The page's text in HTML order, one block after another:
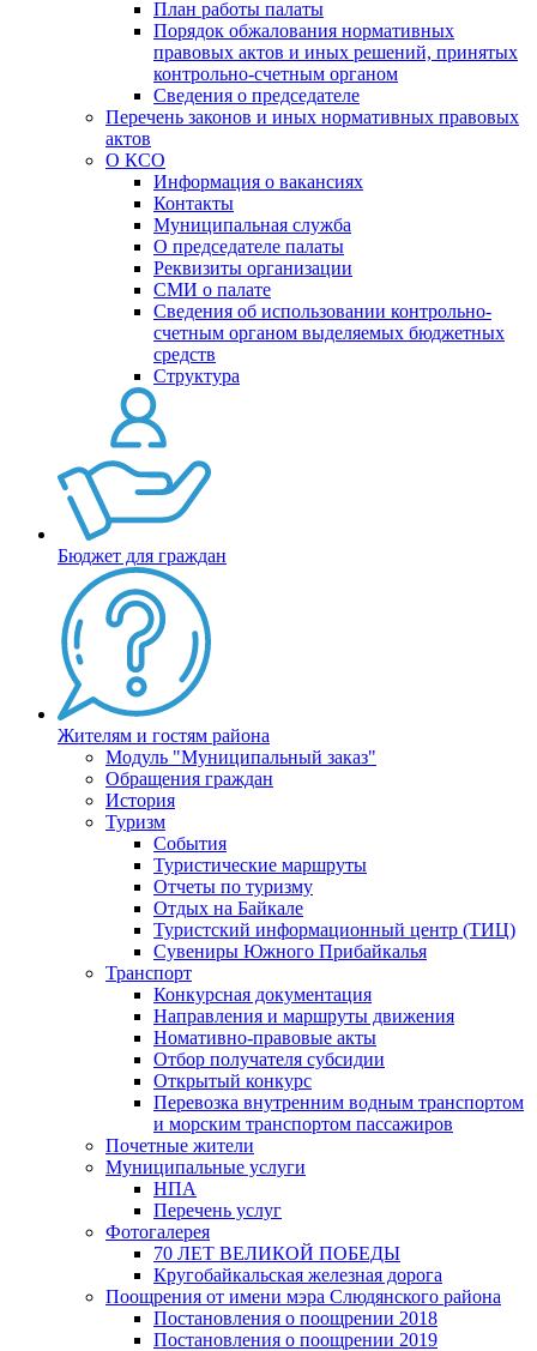
План работы палаты
Порядок обжалования нормативных
правовых актов и иных решений, принятых
контрольно-счетным органом
Сведения о председателе
Перечень законов и иных нормативных правовых
актов
О КСО
Информация о вакансиях
Контакты
Муниципальная служба
О председателе палаты
Реквизиты организации
СМИ о палате
Сведения об использовании контрольно-
счетным органом выделяемых бюджетных
средств
Структура
Бюджет для граждан
Жителям и гостям района
Модуль "Муниципальный заказ"
Обращения граждан
История
Туризм
События
Туристические маршруты
Отчеты по туризму
Отдых на Байкале
Туристский информационный центр (ТИЦ)
Сувениры Южного Прибайкалья
Транспорт
Конкурсная документация
Направления и маршруты движения
Номативно-правовые акты
Отбор получателя субсидии
Открытый конкурс
Перевозка внутренним водным транспортом
и морским транспортом пассажиров
Почетные жители
Муниципальные услуги
НПА
Перечень услуг
Фотогалерея
70 ЛЕТ ВЕЛИКОЙ ПОБЕДЫ
Кругобайкальская железная дорога
Поощрения от имени мэра Слюдянского района
Постановления о поощрении 2018
Постановления о поощрении 2019